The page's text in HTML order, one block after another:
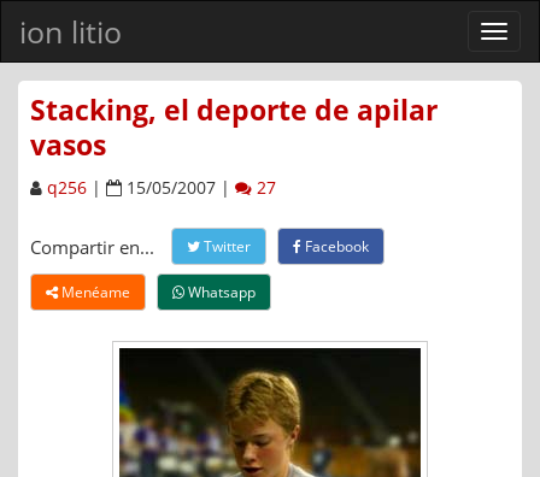
ion litio
Ver
menú
Stacking, el deporte de apilar
vasos
q256 | 15/05/2007 | 27
Compartir en... Twitter Facebook
Menéame Whatsapp